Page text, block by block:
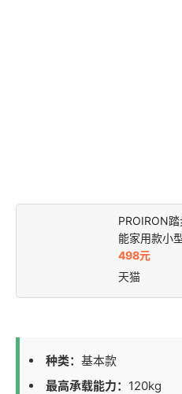
PROIRON
能家用款小
498元
天猫
种类： 基本款
最高承载能力： 120kg